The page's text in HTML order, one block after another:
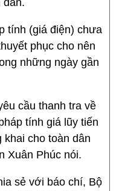
dân.
tính (giá điện) chưa
phục cho nên
những ngày gần
cầu thanh tra về
tính giá lũy tiến
khai cho toàn dân
Xuân Phúc nói.
sẻ với báo chí, Bộ